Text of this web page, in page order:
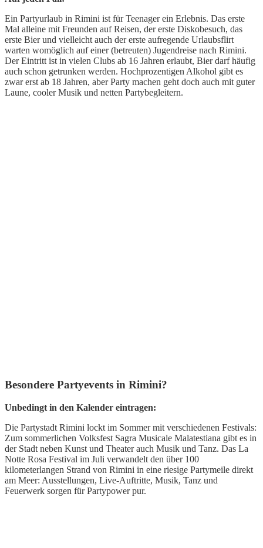
Ein Partyurlaub in Rimini ist für Teenager ein Erlebnis. Das erste
Mal alleine mit Freunden auf Reisen, der erste Diskobesuch, das
erste Bier und vielleicht auch der erste aufregende Urlaubsflirt
warten womöglich auf einer (betreuten) Jugendreise nach Rimini.
Der Eintritt ist in vielen Clubs ab 16 Jahren erlaubt, Bier darf häufig
auch schon getrunken werden. Hochprozentigen Alkohol gibt es
zwar erst ab 18 Jahren, aber Party machen geht doch auch mit guter
Laune, cooler Musik und netten Partybegleitern.
Besondere Partyevents in Rimini?
Unbedingt in den Kalender eintragen:
Die Partystadt Rimini lockt im Sommer mit verschiedenen Festivals:
Zum sommerlichen Volksfest Sagra Musicale Malatestiana gibt es in
der Stadt neben Kunst und Theater auch Musik und Tanz. Das La
Notte Rosa Festival im Juli verwandelt den über 100
kilometerlangen Strand von Rimini in eine riesige Partymeile direkt
am Meer: Ausstellungen, Live-Auftritte, Musik, Tanz und
Feuerwerk sorgen für Partypower pur.